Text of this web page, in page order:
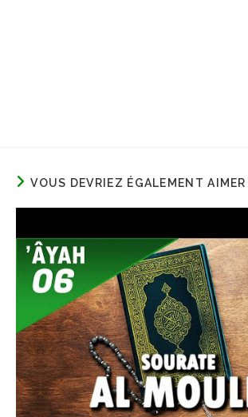
VOUS DEVRIEZ ÉGALEMENT AIMER